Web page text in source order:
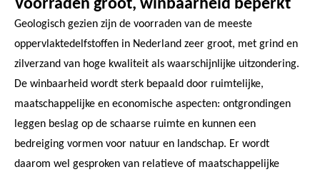
Voorraden groot, winbaarheid beperkt
Geologisch gezien zijn de voorraden van de meeste
oppervlaktedelfstoffen in Nederland zeer groot, met grind en
zilverzand van hoge kwaliteit als waarschijnlijke uitzondering.
De winbaarheid wordt sterk bepaald door ruimtelijke,
maatschappelijke en economische aspecten: ontgrondingen
leggen beslag op de schaarse ruimte en kunnen een
bedreiging vormen voor natuur en landschap. Er wordt
daarom wel gesproken van relatieve of maatschappelijke